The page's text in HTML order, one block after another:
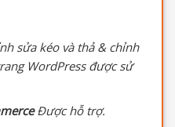
sửa kéo và thả & chỉnh
WordPress được sử
Được hỗ trợ.